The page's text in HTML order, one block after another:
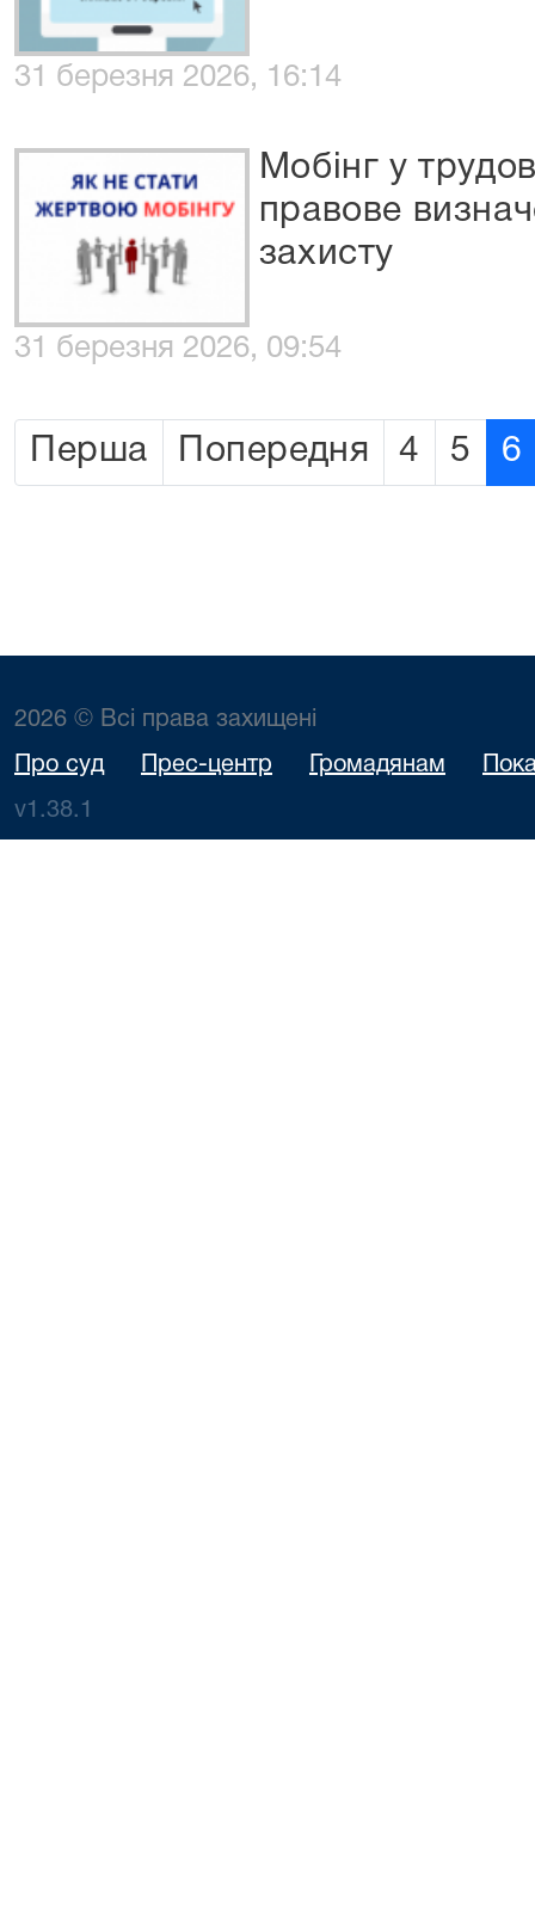
31 березня 2026, 16:14
Мобінг у
правове
захисту
31 березня 2026, 09:54
Перша Попередня 4 5 6
2026 © Всі права захищені
Про суд Прес-центр Громадянам
v1.38.1